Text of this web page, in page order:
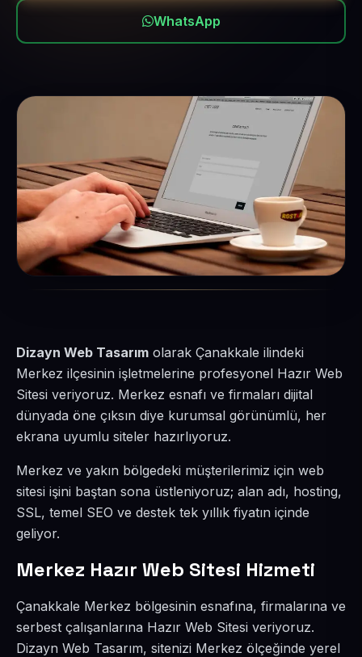
WhatsApp
Dizayn Web Tasarım olarak Çanakkale ilindeki
Merkez ilçesinin işletmelerine profesyonel Hazır Web
Sitesi veriyoruz. Merkez esnafı ve firmaları dijital
dünyada öne çıksın diye kurumsal görünümlü, her
ekrana uyumlu siteler hazırlıyoruz.
Merkez ve yakın bölgedeki müşterilerimiz için web
sitesi işini baştan sona üstleniyoruz; alan adı, hosting,
SSL, temel SEO ve destek tek yıllık fiyatın içinde
geliyor.
Merkez Hazır Web Sitesi Hizmeti
Çanakkale Merkez bölgesinin esnafına, firmalarına ve
serbest çalışanlarına Hazır Web Sitesi veriyoruz.
Dizayn Web Tasarım, sitenizi Merkez ölçeğinde yerel